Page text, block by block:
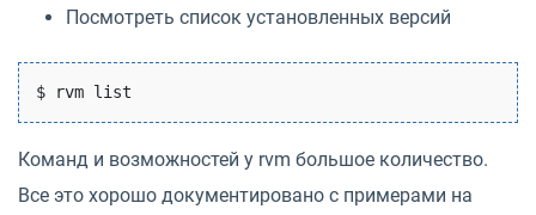
Посмотреть список установленных версий
Команд и возможностей у rvm большое количество.
Все это хорошо документировано с примерами на